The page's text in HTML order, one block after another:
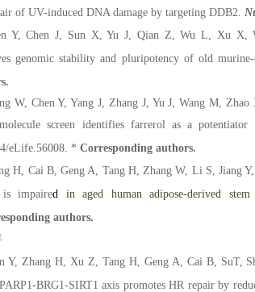
of UV-induced DNA damage by targeting DDB2.
Y, Chen J, Sun X, Yu J, Qian Z, Wu L, Xu X,
genomic stability and pluripotency of old
W, Chen Y, Yang J, Zhang J, Yu J, Wang M,
screen identifies farrerol as a
eLife.56008. * Corresponding authors.
H, Cai B, Geng A, Tang H, Zhang W, Li S, Jiang
impaired in aged human adipose-derived
authors.
Y, Zhang H, Xu Z, Tang H, Geng A, Cai B, SuT,
BRG1-SIRT1 axis promotes HR repair by